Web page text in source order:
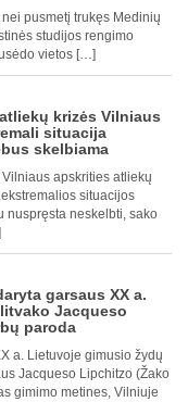
pusmetį trukęs Medinių
studijos rengimo
vietos […]
krizės Vilniaus
situacija
skelbiama
apskrities atliekų
situacijos
nuspręsta neskelbti, sako
garsaus XX a.
Jacqueso
paroda
a. Lietuvoje gimusio žydų
Jacqueso Lipchitzo (Žako
gimimo metines, Vilniuje